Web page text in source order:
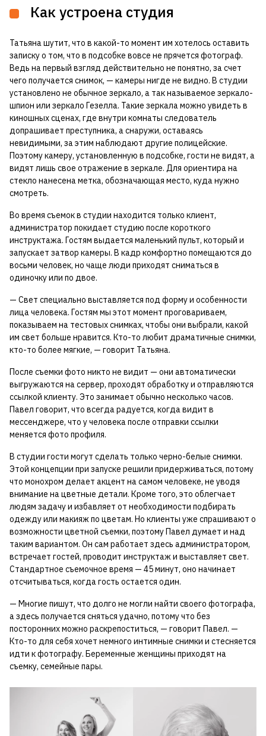
Как устроена студия
Татьяна шутит, что в какой-то момент им хотелось оставить
записку о том, что в подсобке вовсе не прячется фотограф.
Ведь на первый взгляд действительно не понятно, за счет
чего получается снимок, — камеры нигде не видно. В студии
установлено не обычное зеркало, а так называемое зеркало-
шпион или зеркало Гезелла. Такие зеркала можно увидеть в
киношных сценах, где внутри комнаты следователь
допрашивает преступника, а снаружи, оставаясь
невидимыми, за этим наблюдают другие полицейские.
Поэтому камеру, установленную в подсобке, гости не видят, а
видят лишь свое отражение в зеркале. Для ориентира на
стекло нанесена метка, обозначающая место, куда нужно
смотреть.
Во время съемок в студии находится только клиент,
администратор покидает студию после короткого
инструктажа. Гостям выдается маленький пульт, который и
запускает затвор камеры. В кадр комфортно помещаются до
восьми человек, но чаще люди приходят сниматься в
одиночку или по двое.
— Свет специально выставляется под форму и особенности
лица человека. Гостям мы этот момент проговариваем,
показываем на тестовых снимках, чтобы они выбрали, какой
им свет больше нравится. Кто-то любит драматичные снимки,
кто-то более мягкие, — говорит Татьяна.
После съемки фото никто не видит — они автоматически
выгружаются на сервер, проходят обработку и отправляются
ссылкой клиенту. Это занимает обычно несколько часов.
Павел говорит, что всегда радуется, когда видит в
мессенджере, что у человека после отправки ссылки
меняется фото профиля.
В студии гости могут сделать только черно-белые снимки.
Этой концепции при запуске решили придерживаться, потому
что монохром делает акцент на самом человеке, не уводя
внимание на цветные детали. Кроме того, это облегчает
людям задачу и избавляет от необходимости подбирать
одежду или макияж по цветам. Но клиенты уже спрашивают о
возможности цветной съемки, поэтому Павел думает и над
таким вариантом. Он сам работает здесь администратором,
встречает гостей, проводит инструктаж и выставляет свет.
Стандартное съемочное время — 45 минут, оно начинает
отсчитываться, когда гость остается один.
— Многие пишут, что долго не могли найти своего фотографа,
а здесь получается сняться удачно, потому что без
посторонних можно раскрепоститься, — говорит Павел. —
Кто-то для себя хочет немного интимные снимки и стесняется
идти к фотографу. Беременные женщины приходят на
съемку, семейные пары.